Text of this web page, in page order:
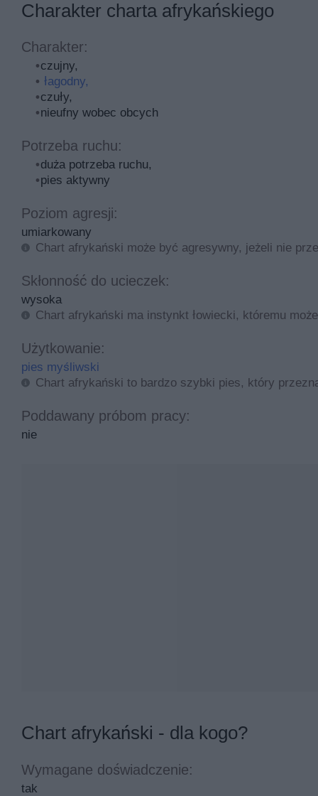
Charakter charta afrykańskiego
Charakter:
czujny,
łagodny,
czuły,
nieufny wobec obcych
Potrzeba ruchu:
duża potrzeba ruchu,
pies aktywny
Poziom agresji:
umiarkowany
Chart afrykański może być agresywny, jeżeli nie
Skłonność do ucieczek:
wysoka
Chart afrykański ma instynkt łowiecki, któremu
Użytkowanie:
pies myśliwski
Chart afrykański to bardzo szybki pies, który
Poddawany próbom pracy:
nie
Chart afrykański - dla kogo?
Wymagane doświadczenie:
tak